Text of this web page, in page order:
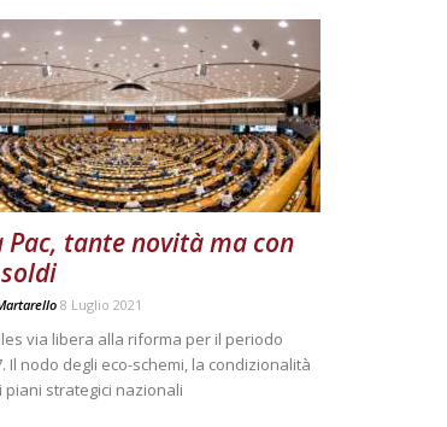
Pac, tante novità ma con
8 Luglio 2021
via libera alla riforma per il periodo
Il nodo degli eco-schemi, la condizionalità
piani strategici nazionali